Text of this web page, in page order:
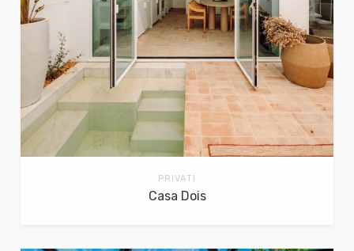
PRIVATI
Casa Dois